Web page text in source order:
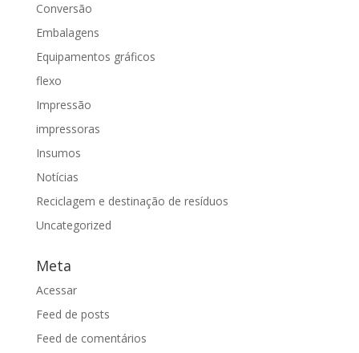
Conversão
Embalagens
Equipamentos gráficos
flexo
Impressão
impressoras
Insumos
Notícias
Reciclagem e destinação de resíduos
Uncategorized
Meta
Acessar
Feed de posts
Feed de comentários